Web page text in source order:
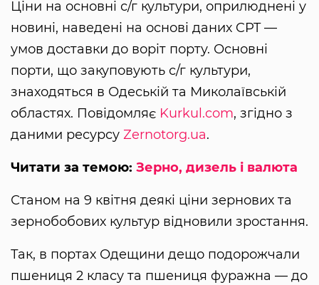
Ціни на основні с/г культури, оприлюднені у
новині, наведені на основі даних CPT —
умов доставки до воріт порту. Основні
порти, що закуповують с/г культури,
знаходяться в Одеській та Миколаївській
областях. Повідомляє Kurkul.com, згідно з
даними ресурсу Zernotorg.ua.
Читати за темою: Зерно, дизель і валюта
Станом на 9 квітня деякі ціни зернових та
зернобобових культур відновили зростання.
Так, в портах Одещини дещо подорожчали
пшениця 2 класу та пшениця фуражна — до